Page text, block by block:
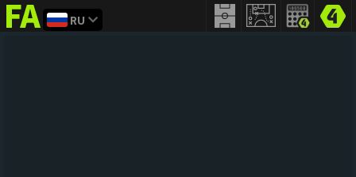
FIFAaddict
RU